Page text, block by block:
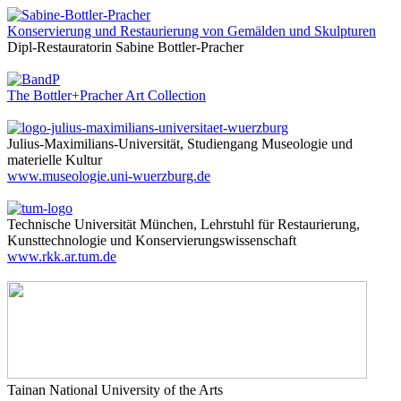
Konservierung und Restaurierung von Gemälden und Skulpturen
Dipl-Restauratorin Sabine Bottler-Pracher
The Bottler+Pracher Art Collection
Julius-Maximilians-Universität, Studiengang Museologie und
materielle Kultur
www.museologie.uni-wuerzburg.de
Technische Universität München, Lehrstuhl für Restaurierung,
Kunsttechnologie und Konservierungswissenschaft
www.rkk.ar.tum.de
Tainan National University of the Arts